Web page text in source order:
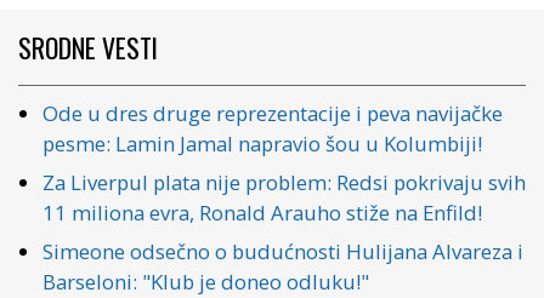
SRODNE VESTI
Ode u dres druge reprezentacije i peva navijačke
pesme: Lamin Jamal napravio šou u Kolumbiji!
Za Liverpul plata nije problem: Redsi pokrivaju svih
11 miliona evra, Ronald Arauho stiže na Enfild!
Simeone odsečno o budućnosti Hulijana Alvareza i
Barseloni: "Klub je doneo odluku!"